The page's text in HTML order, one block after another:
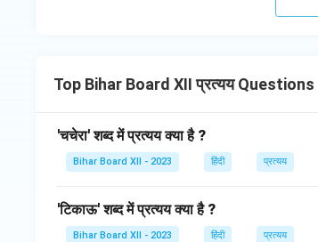
Top Bihar Board XII प्रत्यय Questions
'चचेरा' शब्द में प्रत्यय क्या है ?
Bihar Board XII - 2023 हिंदी प्रत्यय
'टिकाऊ' शब्द में प्रत्यय क्या है ?
Bihar Board XII - 2023 हिंदी प्रत्यय